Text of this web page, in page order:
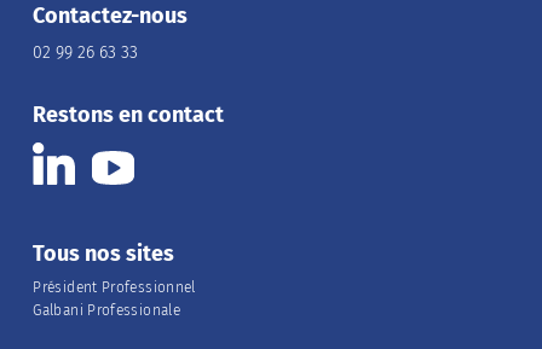
Contactez-nous
02 99 26 63 33
Restons en contact
Tous nos sites
Président Professionnel
Galbani Professionale